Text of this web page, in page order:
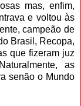
mas, enfim,
e voltou às
campeão de
Brasil, Recopa,
que fizeram juz
as
senão o Mundo